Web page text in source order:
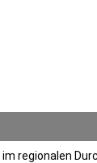
regionalen